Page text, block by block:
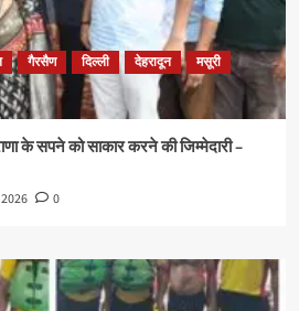
गैरसैण दिल्ली देहरादून
मसूरी
के सपने को साकार करने की जिम्मेदारी –
0